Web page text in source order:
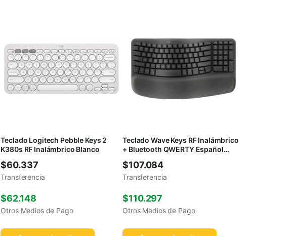
Teclado Logitech Pebble Keys 2
K380s RF Inalámbrico Blanco
$60.337
Transferencia
$62.148
Otros Medios de Pago
Teclado Wave Keys RF Inalámbrico
+ Bluetooth QWERTY Español
$107.084
Transferencia
$110.297
Otros Medios de Pago